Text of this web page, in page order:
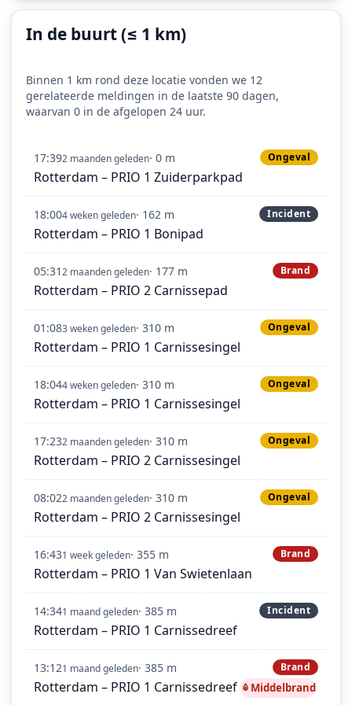
In de buurt (≤ 1 km)
Binnen 1 km rond deze locatie vonden we 12
gerelateerde meldingen in de laatste 90 dagen,
waarvan 0 in de afgelopen 24 uur.
17:392 maanden geleden· 0 m Ongeval
Rotterdam – PRIO 1 Zuiderparkpad
18:004 weken geleden· 162 m Incident
Rotterdam – PRIO 1 Bonipad
05:312 maanden geleden· 177 m Brand
Rotterdam – PRIO 2 Carnissepad
01:083 weken geleden· 310 m Ongeval
Rotterdam – PRIO 1 Carnissesingel
18:044 weken geleden· 310 m Ongeval
Rotterdam – PRIO 1 Carnissesingel
17:232 maanden geleden· 310 m Ongeval
Rotterdam – PRIO 2 Carnissesingel
08:022 maanden geleden· 310 m Ongeval
Rotterdam – PRIO 2 Carnissesingel
16:431 week geleden· 355 m Brand
Rotterdam – PRIO 1 Van Swietenlaan
14:341 maand geleden· 385 m Incident
Rotterdam – PRIO 1 Carnissedreef
13:121 maand geleden· 385 m Brand
Rotterdam – PRIO 1 Carnissedreef Middelbrand